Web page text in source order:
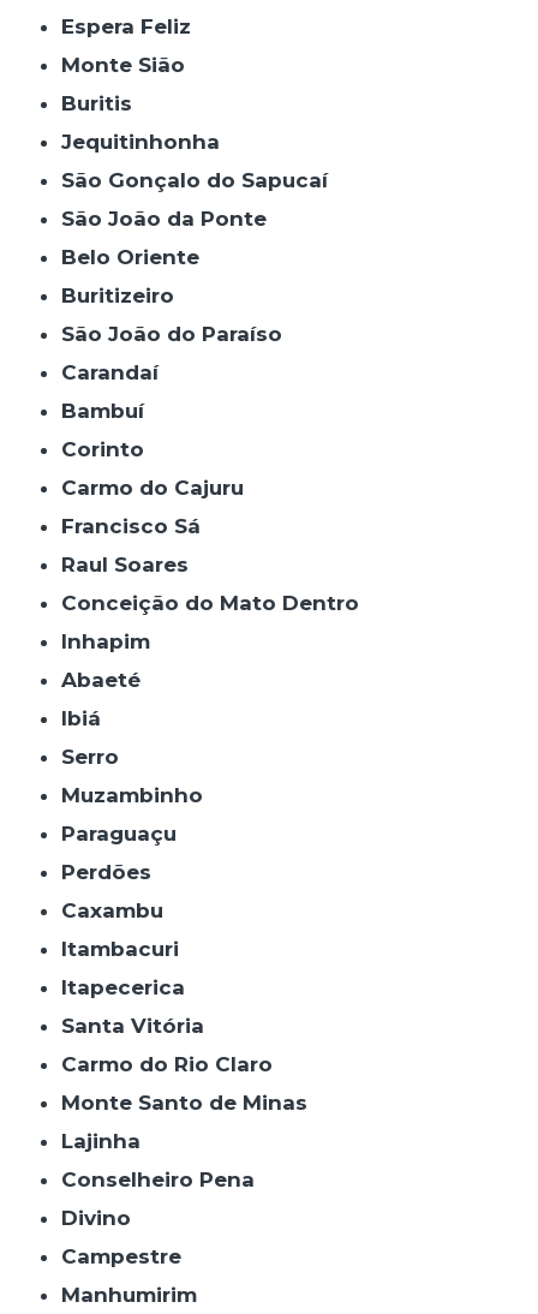
Espera Feliz
Monte Sião
Buritis
Jequitinhonha
São Gonçalo do Sapucaí
São João da Ponte
Belo Oriente
Buritizeiro
São João do Paraíso
Carandaí
Bambuí
Corinto
Carmo do Cajuru
Francisco Sá
Raul Soares
Conceição do Mato Dentro
Inhapim
Abaeté
Ibiá
Serro
Muzambinho
Paraguaçu
Perdões
Caxambu
Itambacuri
Itapecerica
Santa Vitória
Carmo do Rio Claro
Monte Santo de Minas
Lajinha
Conselheiro Pena
Divino
Campestre
Manhumirim